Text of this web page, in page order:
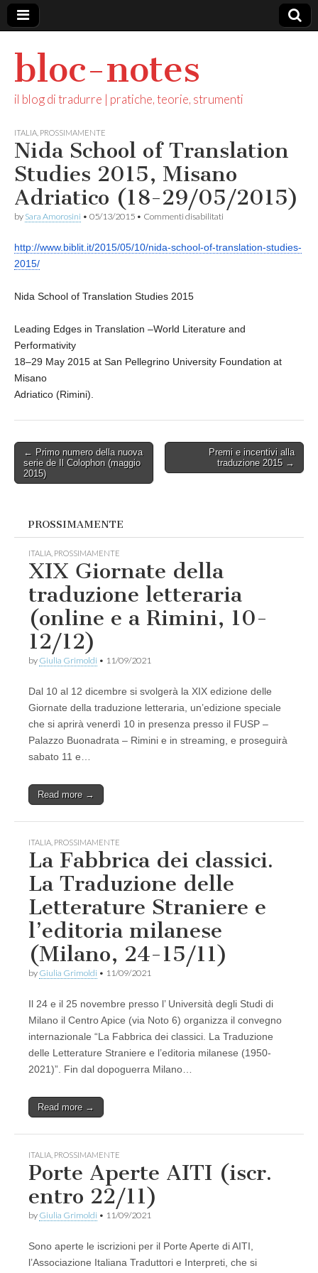
bloc-notes
il blog di tradurre | pratiche, teorie, strumenti
ITALIA PROSSIMAMENTE
Nida School of Translation
Studies 2015, Misano
Adriatico (18-29/05/2015)
by Sara Amorosini • 05/13/2015 • Commenti disabilitati
of
29/05/2015)
http://www.biblit.it/2015/05/10/nida-school-of-translation-studies-
2015/
Nida School of Translation Studies 2015
Leading Edges in Translation –World Literature and
Performativity
18–29 May 2015 at San Pellegrino University Foundation at
Misano
Adriatico (Rimini).
Post
navigation
← Primo numero della nuova
serie de Il Colophon (maggio
2015)
Premi e incentivi alla
traduzione 2015 →
PROSSIMAMENTE
ITALIA PROSSIMAMENTE
XIX Giornate della
traduzione letteraria
(online e a Rimini, 10-
12/12)
by Giulia Grimoldi • 11/09/2021
Dal 10 al 12 dicembre si svolgerà la XIX edizione delle
Giornate della traduzione letteraria, un’edizione speciale
che si aprirà venerdì 10 in presenza presso il FUSP –
Palazzo Buonadrata – Rimini e in streaming, e proseguirà
sabato 11 e…
Read more →
ITALIA PROSSIMAMENTE
La Fabbrica dei classici.
La Traduzione delle
Letterature Straniere e
l’editoria milanese
(Milano, 24-15/11)
by Giulia Grimoldi • 11/09/2021
Il 24 e il 25 novembre presso l’ Università degli Studi di
Milano il Centro Apice (via Noto 6) organizza il convegno
internazionale “La Fabbrica dei classici. La Traduzione
delle Letterature Straniere e l’editoria milanese (1950-
2021)”. Fin dal dopoguerra Milano…
Read more →
ITALIA PROSSIMAMENTE
Porte Aperte AITI (iscr.
entro 22/11)
by Giulia Grimoldi • 11/09/2021
Sono aperte le iscrizioni per il Porte Aperte di AITI,
l’Associazione Italiana Traduttori e Interpreti, che si